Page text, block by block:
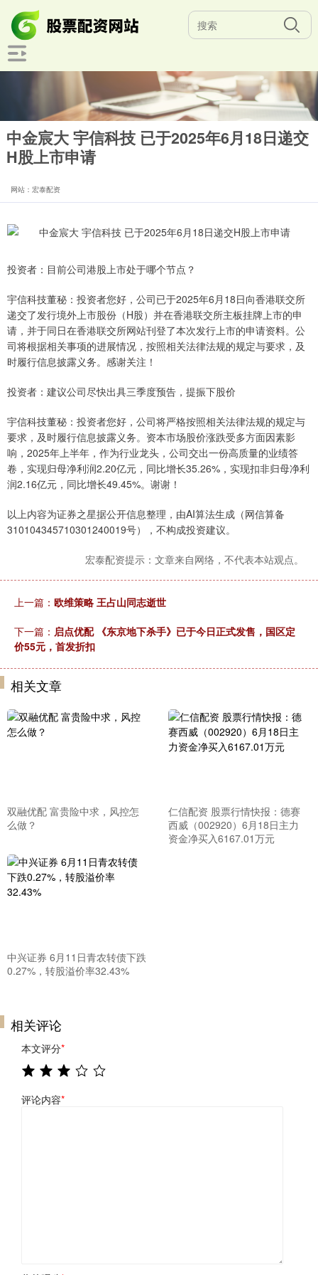
中金宸大 宇信科技 已于2025年6月18日递交
H股上市申请
网站：宏泰配资
投资者：目前公司港股上市处于哪个节点？
宇信科技董秘：投资者您好，公司已于2025年6月18日向香港联交所
递交了发行境外上市股份（H股）并在香港联交所主板挂牌上市的申
请，并于同日在香港联交所网站刊登了本次发行上市的申请资料。公
司将根据相关事项的进展情况，按照相关法律法规的规定与要求，及
时履行信息披露义务。感谢关注！
投资者：建议公司尽快出具三季度预告，提振下股价
宇信科技董秘：投资者您好，公司将严格按照相关法律法规的规定与
要求，及时履行信息披露义务。资本市场股价涨跌受多方面因素影
响，2025年上半年，作为行业龙头，公司交出一份高质量的业绩答
卷，实现归母净利润2.20亿元，同比增长35.26%，实现扣非归母净利
润2.16亿元，同比增长49.45%。谢谢！
以上内容为证券之星据公开信息整理，由AI算法生成（网信算备
310104345710301240019号），不构成投资建议。
宏泰配资提示：文章来自网络，不代表本站观点。
上一篇： 欧维策略 王占山同志逝世
下一篇： 启点优配 《东京地下杀手》已于今日正式发售，国区定
价55元，首发折扣
相关文章
双融优配 富贵险中求，风控怎
么做？
仁信配资 股票行情快报：德赛
西威（002920）6月18日主力
资金净买入6167.01万元
中兴证券 6月11日青农转债下跌
0.27%，转股溢价率32.43%
相关评论
本文评分*
评论内容*